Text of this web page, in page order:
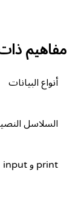
مفاهيم
أنواع البيانات
السلاسل
print و input